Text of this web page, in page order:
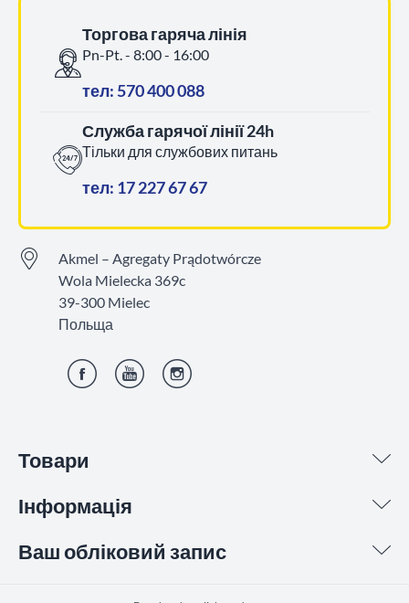
Товари
Інформація
Ваш обліковий запис
Торгова гаряча лінія
Pn-Pt. - 8:00 - 16:00
тел: 570 400 088
Служба гарячої лінії 24h
Тільки для службових питань
тел: 17 227 67 67
Akmel – Agregaty Prądotwórcze
Wola Mielecka 369c
39-300 Mielec
Польща